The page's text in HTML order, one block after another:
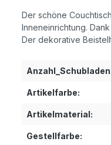
Der schöne
Inneneinrichtung.
Der dekorative
Artikelfarbe:
Artikelmaterial:
Gestellfarbe: